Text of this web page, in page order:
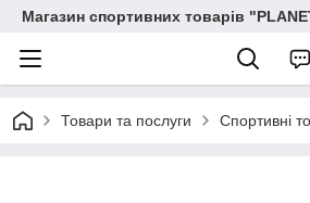
Магазин спортивних товарів
Товари та послуги Спортивні